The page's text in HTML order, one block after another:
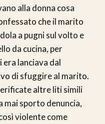
alla donna cosa
che il marito
a pugni sul volto e
da cucina, per
era lanciava dal
di sfuggire al marito.
altre liti simili
mai sporto denuncia,
violente come